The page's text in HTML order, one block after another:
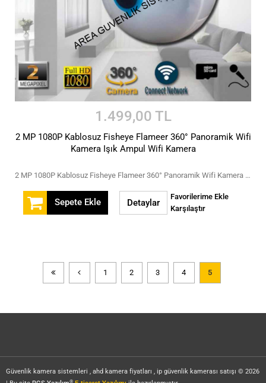
1.499,00 TL
2 MP 1080P Kablosuz Fisheye Flameer 360° Panoramik Wifi
Kamera Işık Ampul Wifi Kamera
2 MP 1080P Kablosuz Fisheye Flameer 360° Panoramik Wifi Kamera Işık Ampul Wifi Kamera
Sepete Ekle Detaylar
Favorilerime Ekle
Karşılaştır
1 2 3 4 5
Güvenlik kamera sistemleri , ahd kamera fiyatları , ip güvenlik kamerası satışı © 2026
®